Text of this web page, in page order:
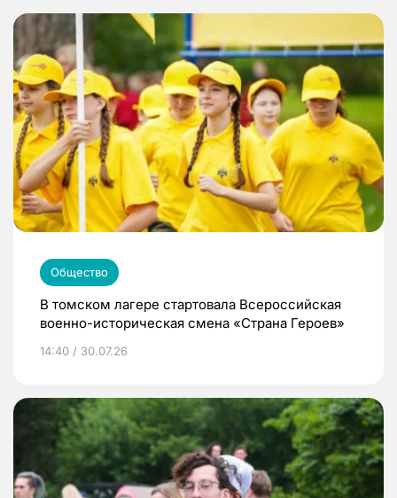
Общество
В томском лагере стартовала Всероссийская
военно-историческая смена «Страна Героев»
14:40 / 30.07.26